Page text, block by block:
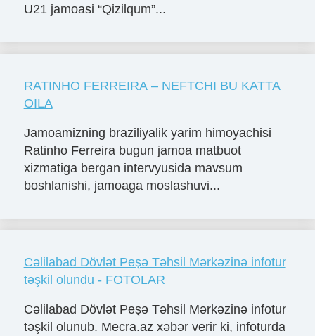
U21 jamoasi “Qizilqum”...
RATINHO FERREIRA – NEFTCHI BU KATTA
OILA
Jamoamizning braziliyalik yarim himoyachisi
Ratinho Ferreira bugun jamoa matbuot
xizmatiga bergan intervyusida mavsum
boshlanishi, jamoaga moslashuvi...
Cəlilabad Dövlət Peşə Təhsil Mərkəzinə infotur
təşkil olundu - FOTOLAR
Cəlilabad Dövlət Peşə Təhsil Mərkəzinə infotur
təşkil olunub. Mecra.az xəbər verir ki, infoturda